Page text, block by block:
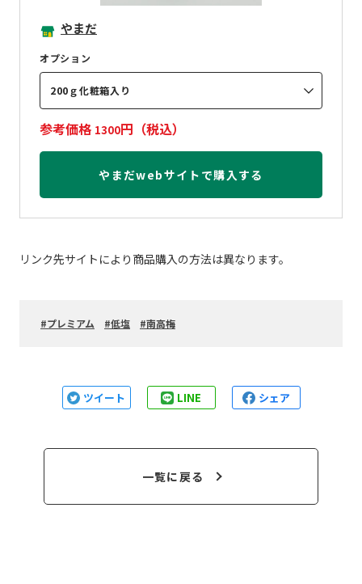
やまだ
オプション
200ｇ化粧箱入り
参考価格 1300円（税込）
やまだwebサイトで購入する
リンク先サイトにより商品購入の方法は異なります。
プレミアム 低塩 南高梅
ツイート LINE シェア
一覧に戻る